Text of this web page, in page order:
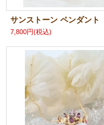
サンストーン ペンダント
7,800円(税込)